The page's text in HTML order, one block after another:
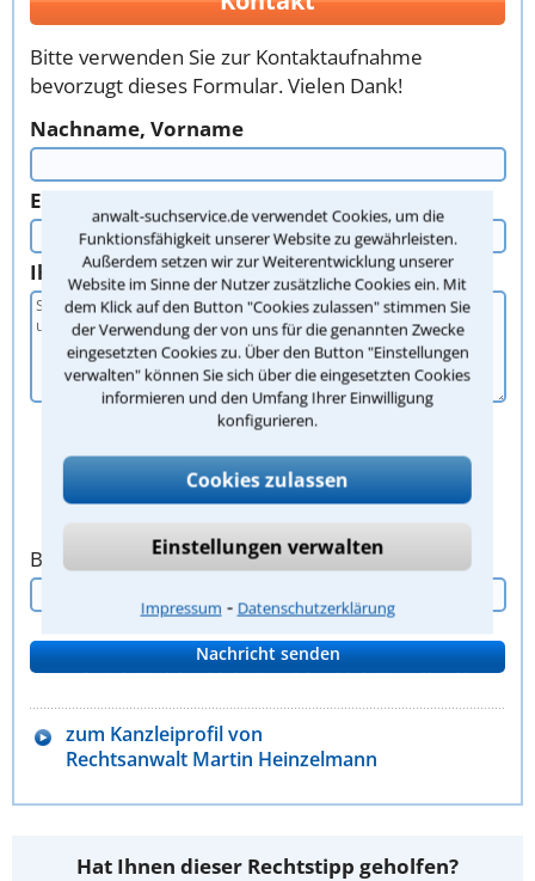
anwalt-suchservice.de verwendet Cookies, um die
Funktionsfähigkeit unserer Website zu gewährleisten.
Außerdem setzen wir zur Weiterentwicklung unserer
Website im Sinne der Nutzer zusätzliche Cookies ein. Mit
dem Klick auf den Button "Cookies zulassen" stimmen Sie
der Verwendung der von uns für die genannten Zwecke
eingesetzten Cookies zu. Über den Button "Einstellungen
verwalten" können Sie sich über die eingesetzten Cookies
informieren und den Umfang Ihrer Einwilligung
konfigurieren.
Cookies zulassen
Einstellungen verwalten
Impressum ⁃ Datenschutzerklärung
Bitte verwenden Sie zur Kontaktaufnahme
bevorzugt dieses Formular. Vielen Dank!
Nachname, Vorname
E-Mail oder Telefon
Ihr Anliegen
Bitte Sicherheitscode eingeben.
zum Kanzleiprofil von
Rechtsanwalt Martin Heinzelmann
Hat Ihnen dieser Rechtstipp geholfen?